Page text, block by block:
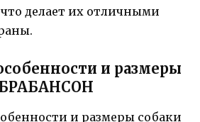
делает их отличными
и размеры